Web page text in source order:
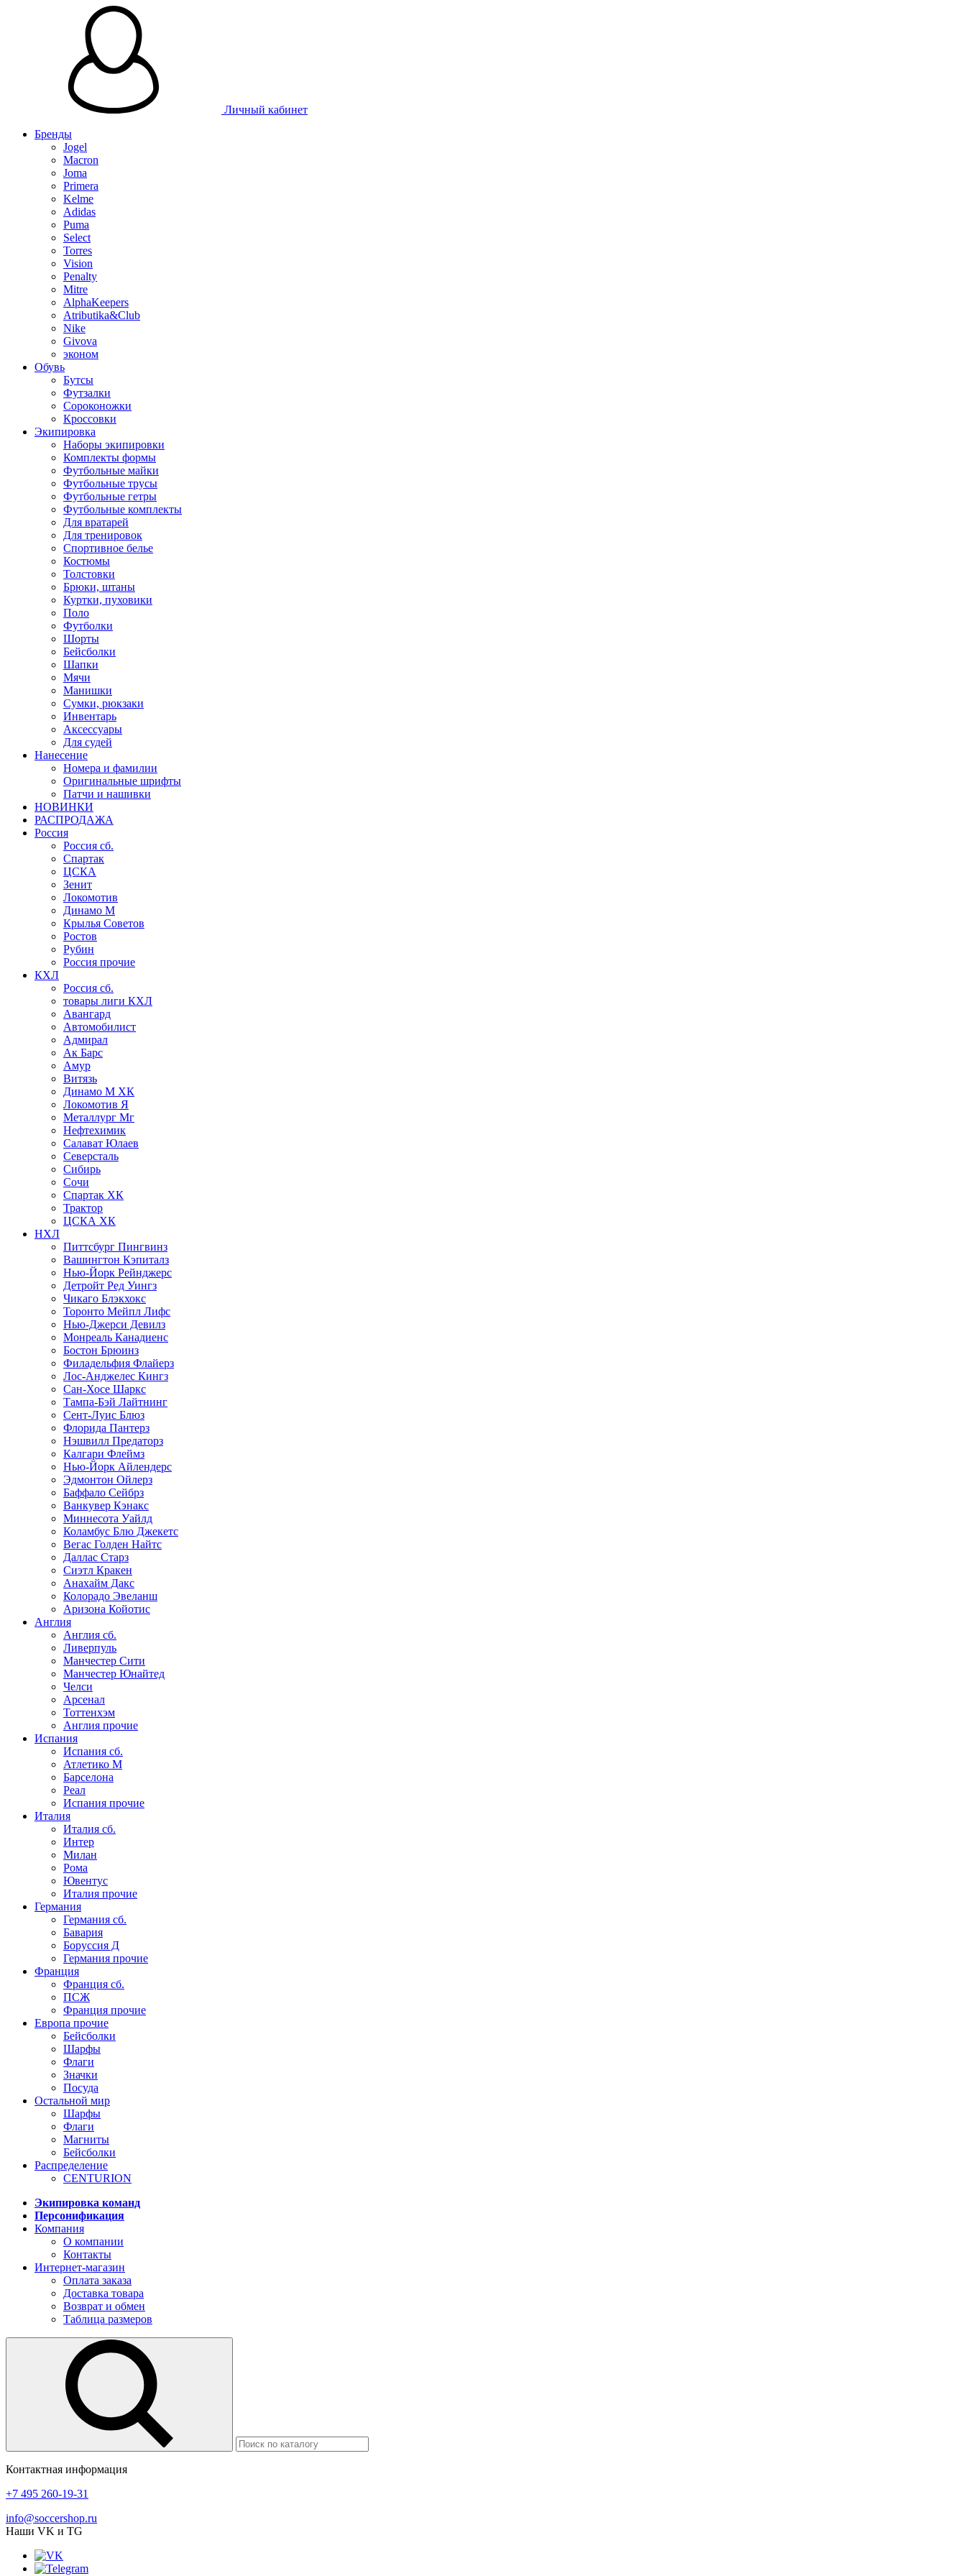
Личный кабинет
Бренды
Jogel
Macron
Joma
Primera
Kelme
Adidas
Puma
Select
Torres
Vision
Penalty
Mitre
AlphaKeepers
Atributika&Club
Nike
Givova
эконом
Обувь
Бутсы
Футзалки
Сороконожки
Кроссовки
Экипировка
Наборы экипировки
Комплекты формы
Футбольные майки
Футбольные трусы
Футбольные гетры
Футбольные комплекты
Для вратарей
Для тренировок
Спортивное белье
Костюмы
Толстовки
Брюки, штаны
Куртки, пуховики
Поло
Футболки
Шорты
Бейсболки
Шапки
Мячи
Манишки
Сумки, рюкзаки
Инвентарь
Аксессуары
Для судей
Нанесение
Номера и фамилии
Оригинальные шрифты
Патчи и нашивки
НОВИНКИ
РАСПРОДАЖА
Россия
Россия сб.
Спартак
ЦСКА
Зенит
Локомотив
Динамо М
Крылья Советов
Ростов
Рубин
Россия прочие
КХЛ
Россия сб.
товары лиги КХЛ
Авангард
Автомобилист
Адмирал
Ак Барс
Амур
Витязь
Динамо М ХК
Локомотив Я
Металлург Мг
Нефтехимик
Салават Юлаев
Северсталь
Сибирь
Сочи
Спартак ХК
Трактор
ЦСКА ХК
НХЛ
Питтсбург Пингвинз
Вашингтон Кэпиталз
Нью-Йорк Рейнджерс
Детройт Ред Уингз
Чикаго Блэкхокс
Торонто Мейпл Лифс
Нью-Джерси Девилз
Монреаль Канадиенс
Бостон Брюинз
Филадельфия Флайерз
Лос-Анджелес Кингз
Сан-Хосе Шаркс
Тампа-Бэй Лайтнинг
Сент-Луис Блюз
Флорида Пантерз
Нэшвилл Предаторз
Калгари Флеймз
Нью-Йорк Айлендерс
Эдмонтон Ойлерз
Баффало Сейбрз
Ванкувер Кэнакс
Миннесота Уайлд
Коламбус Блю Джекетс
Вегас Голден Найтс
Даллас Старз
Сиэтл Кракен
Анахайм Дакс
Колорадо Эвеланш
Аризона Койотис
Англия
Англия сб.
Ливерпуль
Манчестер Сити
Манчестер Юнайтед
Челси
Арсенал
Тоттенхэм
Англия прочие
Испания
Испания сб.
Атлетико М
Барселона
Реал
Испания прочие
Италия
Италия сб.
Интер
Милан
Рома
Ювентус
Италия прочие
Германия
Германия сб.
Бавария
Боруссия Д
Германия прочие
Франция
Франция сб.
ПСЖ
Франция прочие
Европа прочие
Бейсболки
Шарфы
Флаги
Значки
Посуда
Остальной мир
Шарфы
Флаги
Магниты
Бейсболки
Распределение
CENTURION
Экипировка команд
Персонификация
Компания
О компании
Контакты
Интернет-магазин
Оплата заказа
Доставка товара
Возврат и обмен
Таблица размеров
Контактная информация
+7 495 260-19-31
info@soccershop.ru
Наши VK и TG